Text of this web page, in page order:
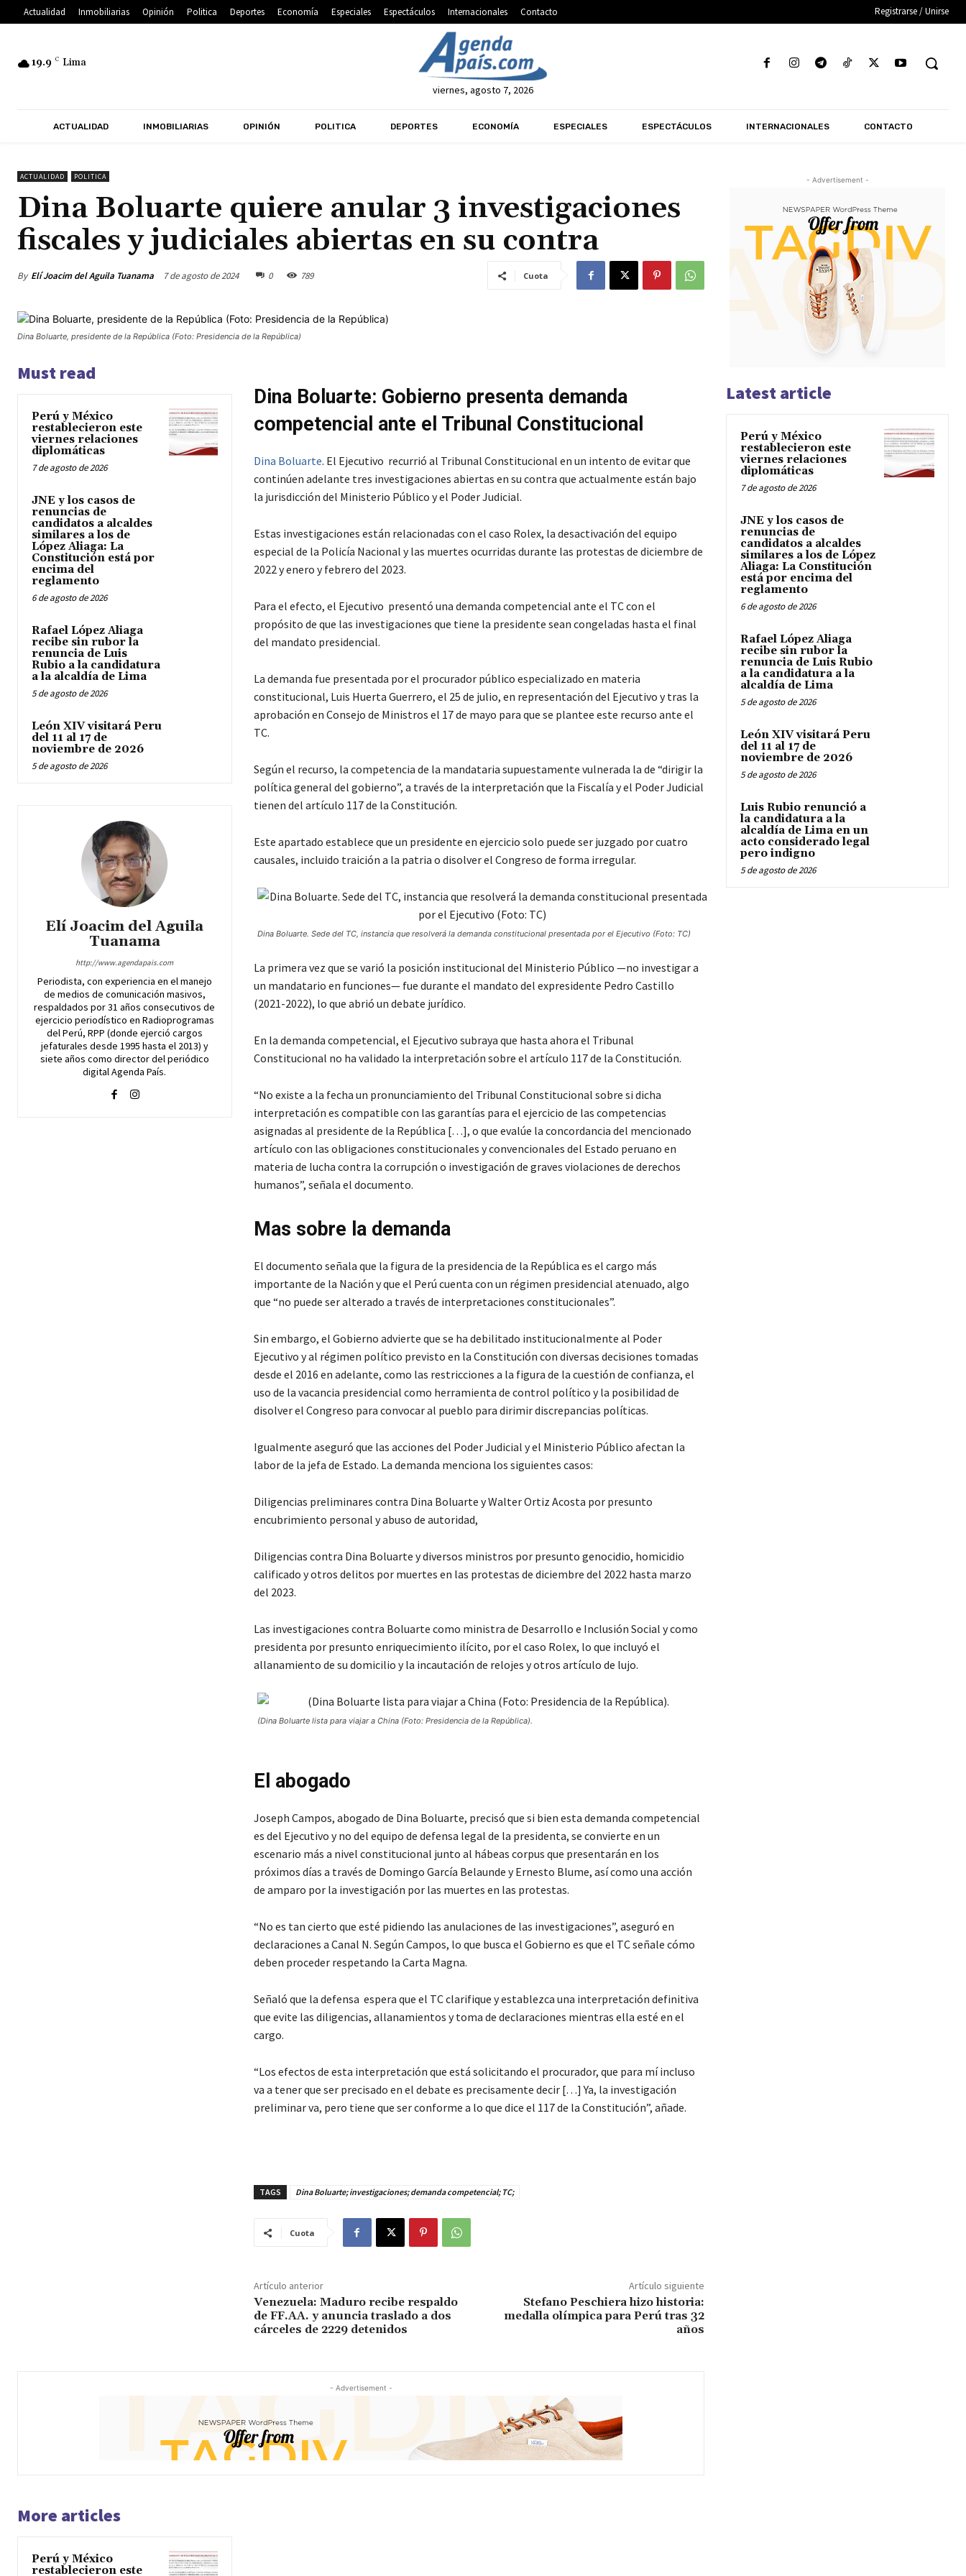
Actualidad Inmobiliarias Opinión Politica Deportes Economía Especiales Espectáculos Internacionales Contacto Registrarse / Unirse
19.9 C Lima
viernes, agosto 7, 2026
ACTUALIDAD INMOBILIARIAS OPINIÓN POLITICA DEPORTES ECONOMÍA ESPECIALES ESPECTÁCULOS INTERNACIONALES CONTACTO
ACTUALIDAD POLITICA
Dina Boluarte quiere anular 3 investigaciones
fiscales y judiciales abiertas en su contra
By Elí Joacim del Aguila Tuanama 7 de agosto de 2024 0 789 Cuota
Dina Boluarte, presidente de la República (Foto: Presidencia de la República)
Must read
Perú y México
restablecieron este
viernes relaciones
diplomáticas
7 de agosto de 2026
JNE y los casos de
renuncias de
candidatos a alcaldes
similares a los de
López Aliaga: La
Constitución está por
encima del
reglamento
6 de agosto de 2026
Rafael López Aliaga
recibe sin rubor la
renuncia de Luis
Rubio a la candidatura
a la alcaldía de Lima
5 de agosto de 2026
León XIV visitará Peru
del 11 al 17 de
noviembre de 2026
5 de agosto de 2026
Elí Joacim del Aguila
Tuanama
http://www.agendapais.com
Periodista, con experiencia en el manejo
de medios de comunicación masivos,
respaldados por 31 años consecutivos de
ejercicio periodístico en Radioprogramas
del Perú, RPP (donde ejerció cargos
jefaturales desde 1995 hasta el 2013) y
siete años como director del periódico
digital Agenda País.
Dina Boluarte: Gobierno presenta demanda
competencial ante el Tribunal Constitucional
Dina Boluarte. El Ejecutivo recurrió al Tribunal Constitucional en un intento de evitar que
continúen adelante tres investigaciones abiertas en su contra que actualmente están bajo
la jurisdicción del Ministerio Público y el Poder Judicial.
Estas investigaciones están relacionadas con el caso Rolex, la desactivación del equipo
especial de la Policía Nacional y las muertes ocurridas durante las protestas de diciembre de
2022 y enero y febrero del 2023.
Para el efecto, el Ejecutivo presentó una demanda competencial ante el TC con el
propósito de que las investigaciones que tiene la presidente sean congeladas hasta el final
del mandato presidencial.
La demanda fue presentada por el procurador público especializado en materia
constitucional, Luis Huerta Guerrero, el 25 de julio, en representación del Ejecutivo y tras la
aprobación en Consejo de Ministros el 17 de mayo para que se plantee este recurso ante el
TC.
Según el recurso, la competencia de la mandataria supuestamente vulnerada la de “dirigir la
política general del gobierno”, a través de la interpretación que la Fiscalía y el Poder Judicial
tienen del artículo 117 de la Constitución.
Este apartado establece que un presidente en ejercicio solo puede ser juzgado por cuatro
causales, incluido traición a la patria o disolver el Congreso de forma irregular.
Dina Boluarte. Sede del TC, instancia que resolverá la demanda constitucional presentada por el Ejecutivo (Foto: TC)
La primera vez que se varió la posición institucional del Ministerio Público —no investigar a
un mandatario en funciones— fue durante el mandato del expresidente Pedro Castillo
(2021-2022), lo que abrió un debate jurídico.
En la demanda competencial, el Ejecutivo subraya que hasta ahora el Tribunal
Constitucional no ha validado la interpretación sobre el artículo 117 de la Constitución.
“No existe a la fecha un pronunciamiento del Tribunal Constitucional sobre si dicha
interpretación es compatible con las garantías para el ejercicio de las competencias
asignadas al presidente de la República […], o que evalúe la concordancia del mencionado
artículo con las obligaciones constitucionales y convencionales del Estado peruano en
materia de lucha contra la corrupción o investigación de graves violaciones de derechos
humanos”, señala el documento.
Mas sobre la demanda
El documento señala que la figura de la presidencia de la República es el cargo más
importante de la Nación y que el Perú cuenta con un régimen presidencial atenuado, algo
que “no puede ser alterado a través de interpretaciones constitucionales”.
Sin embargo, el Gobierno advierte que se ha debilitado institucionalmente al Poder
Ejecutivo y al régimen político previsto en la Constitución con diversas decisiones tomadas
desde el 2016 en adelante, como las restricciones a la figura de la cuestión de confianza, el
uso de la vacancia presidencial como herramienta de control político y la posibilidad de
disolver el Congreso para convocar al pueblo para dirimir discrepancias políticas.
Igualmente aseguró que las acciones del Poder Judicial y el Ministerio Público afectan la
labor de la jefa de Estado. La demanda menciona los siguientes casos:
Diligencias preliminares contra Dina Boluarte y Walter Ortiz Acosta por presunto
encubrimiento personal y abuso de autoridad,
Diligencias contra Dina Boluarte y diversos ministros por presunto genocidio, homicidio
calificado y otros delitos por muertes en las protestas de diciembre del 2022 hasta marzo
del 2023.
Las investigaciones contra Boluarte como ministra de Desarrollo e Inclusión Social y como
presidenta por presunto enriquecimiento ilícito, por el caso Rolex, lo que incluyó el
allanamiento de su domicilio y la incautación de relojes y otros artículo de lujo.
(Dina Boluarte lista para viajar a China (Foto: Presidencia de la República).
El abogado
Joseph Campos, abogado de Dina Boluarte, precisó que si bien esta demanda competencial
es del Ejecutivo y no del equipo de defensa legal de la presidenta, se convierte en un
escenario más a nivel constitucional junto al hábeas corpus que presentarán en los
próximos días a través de Domingo García Belaunde y Ernesto Blume, así como una acción
de amparo por la investigación por las muertes en las protestas.
“No es tan cierto que esté pidiendo las anulaciones de las investigaciones”, aseguró en
declaraciones a Canal N. Según Campos, lo que busca el Gobierno es que el TC señale cómo
deben proceder respetando la Carta Magna.
Señaló que la defensa espera que el TC clarifique y establezca una interpretación definitiva
que evite las diligencias, allanamientos y toma de declaraciones mientras ella esté en el
cargo.
“Los efectos de esta interpretación que está solicitando el procurador, que para mí incluso
va a tener que ser precisado en el debate es precisamente decir […] Ya, la investigación
preliminar va, pero tiene que ser conforme a lo que dice el 117 de la Constitución”, añade.
TAGS Dina Boluarte; investigaciones; demanda competencial; TC;
Cuota
Artículo anterior
Venezuela: Maduro recibe respaldo
de FF.AA. y anuncia traslado a dos
cárceles de 2229 detenidos
Artículo siguiente
Stefano Peschiera hizo historia:
medalla olímpica para Perú tras 32
años
- Advertisement -
More articles
Perú y México
restablecieron este
- Advertisement -
Latest article
Perú y México
restablecieron este
viernes relaciones
diplomáticas
7 de agosto de 2026
JNE y los casos de
renuncias de
candidatos a alcaldes
similares a los de López
Aliaga: La Constitución
está por encima del
reglamento
6 de agosto de 2026
Rafael López Aliaga
recibe sin rubor la
renuncia de Luis Rubio
a la candidatura a la
alcaldía de Lima
5 de agosto de 2026
León XIV visitará Peru
del 11 al 17 de
noviembre de 2026
5 de agosto de 2026
Luis Rubio renunció a
la candidatura a la
alcaldía de Lima en un
acto considerado legal
pero indigno
5 de agosto de 2026